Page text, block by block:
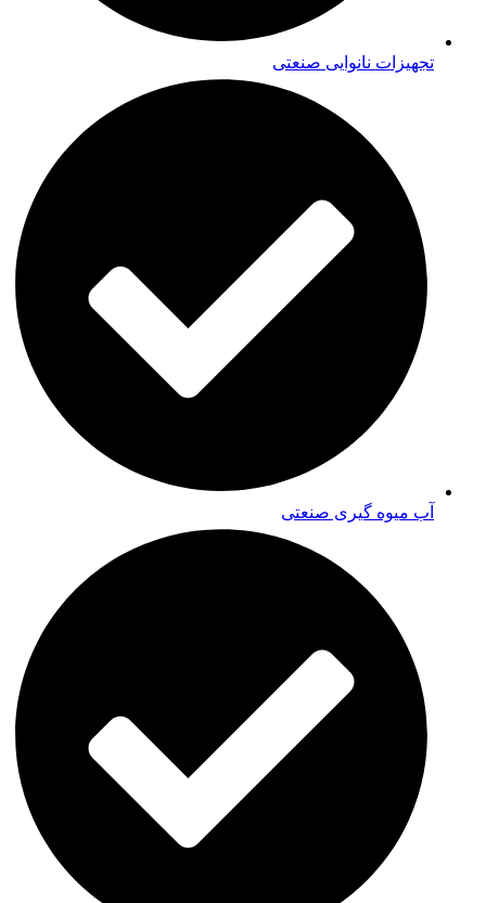
تجهیزات نانوایی صنعتی
آب میوه گیری صنعتی